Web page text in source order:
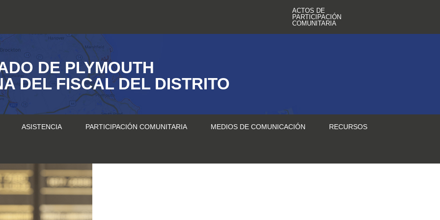
ACTOS DE
PARTICIPACIÓN
COMUNITARIA
DE PLYMOUTH
DEL FISCAL DEL DISTRITO
ASISTENCIA PARTICIPACIÓN COMUNITARIA MEDIOS DE COMUNICACIÓN RECURSOS